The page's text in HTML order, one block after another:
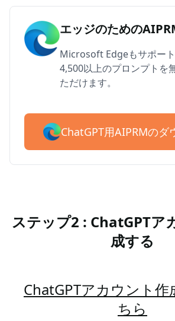
エッジのための
Microsoft Edgeもサポート
4,500以上のプロンプトを
ただけます。
ChatGPT用AIPRMのダ
ステップ2 : ChatGPTア
成する
ChatGPTアカウント作
ちら